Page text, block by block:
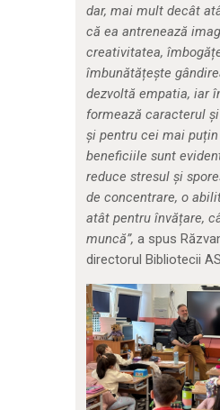
dar, mai mult decât
că ea antrenează
creativitatea,
îmbunătățește
dezvoltă empatia, iar
formează caracterul
și pentru cei mai
beneficiile sunt
reduce stresul și
de concentrare, o
atât pentru învățare,
muncă”, a spus
directorul Bibliotecii